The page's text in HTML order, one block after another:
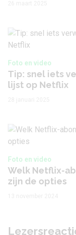
Foto en video
Tip: snel iets
lijst op Netflix
Foto en video
Welk Netflix-
zijn de opties